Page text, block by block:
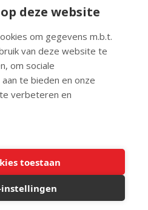
deze website
om gegevens m.b.t.
van deze website te
om sociale
te bieden en onze
verbeteren en
toestaan
instellingen
Op alle artikelen rust
naarcontact@maurice.nl.